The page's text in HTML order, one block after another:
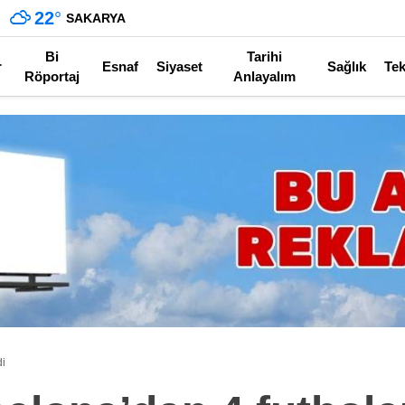
22° SAKARYA
Bi
Röportaj
Esnaf Siyaset
Tarihi
Anlayalım
Sağlık